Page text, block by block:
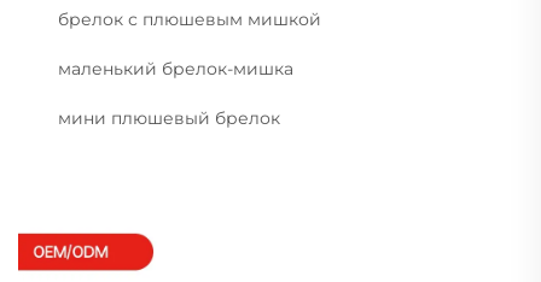
брелок с плюшевым мишкой
маленький брелок-мишка
мини плюшевый брелок